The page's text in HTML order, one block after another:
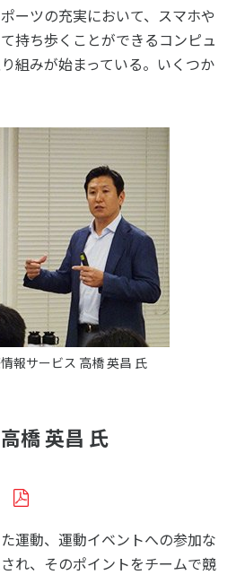
会員登録
個人情報保護方針
ソーシャルメディア運営方針
© 2020
連携
クティブなまちづくり
知る学ぶ
―スポーツ政策の『卵』 ―
ーツの充実において、スマホや
持ち歩くことができるコンピュ
組みが始まっている。いくつか
報サービス 高橋 英昌 氏
橋 英昌 氏
運動、運動イベントへの参加な
れ、そのポイントをチームで競